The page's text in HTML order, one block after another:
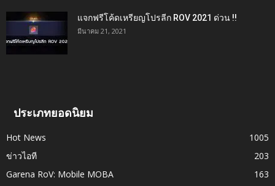
แจกฟรีโค้ดเหรียญโปรลีก ROV 2021 ด่วน !!
มีนาคม 21, 2021
ประเภทยอดนิยม
Hot News
1005
ข่าวไอที
203
Garena RoV: Mobile MOBA
163